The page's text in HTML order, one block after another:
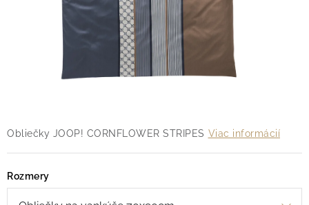
Obliečky JOOP! CORNFLOWER STRIPES Viac informácií
Rozmery